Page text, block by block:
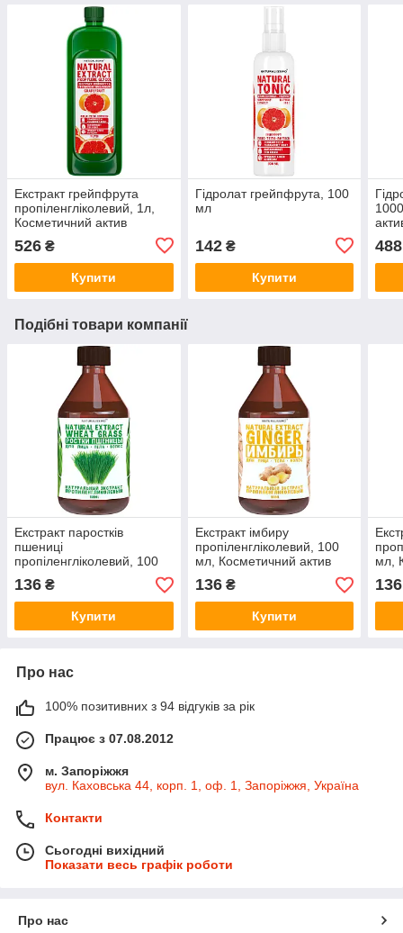
Екстракт грейпфрута
пропіленгліколевий, 1л,
Косметичний актив
526 ₴
Купити
Гідролат грейпфрута, 100
мл
142₴
Купити
488
Подібні товари компанії
Екстракт паростків
пшениці
пропіленгліколевий, 100
мл, Косметичний актив
136 ₴
Купити
Екстракт імбиру
пропіленгліколевий, 100
мл, Косметичний актив
136₴
Купити
мл,
136
Про нас
100% позитивних з 94 відгуків за рік
Працює з 07.08.2012
м. Запоріжжя
вул. Каховська 44, корп. 1, оф. 1, Запоріжжя, Україна
Контакти
Сьогодні вихідний
Показати весь графік роботи
Про нас